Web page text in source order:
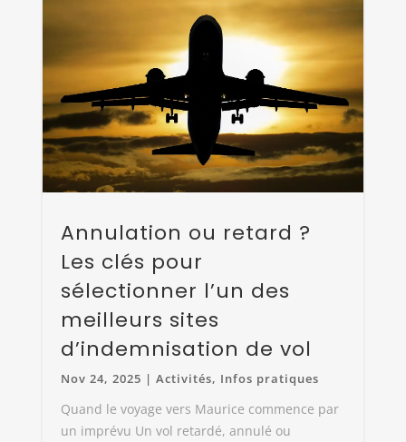
Annulation ou retard ?
Les clés pour
sélectionner l’un des
meilleurs sites
d’indemnisation de vol
Nov 24, 2025 | Activités, Infos pratiques
Quand le voyage vers Maurice commence par
un imprévu Un vol retardé, annulé ou